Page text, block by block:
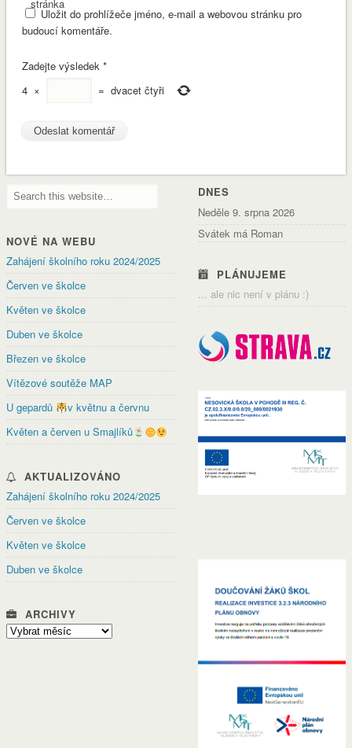
stránka
Uložit do prohlížeče jméno, e-mail a webovou stránku pro
budoucí komentáře.
Zadejte výsledek *
4 × = dvacet čtyři
NOVÉ NA WEBU
Zahájení školního roku 2024/2025
Červen ve školce
Květen ve školce
Duben ve školce
Březen ve školce
Vítězové soutěže MAP
U gepardů
v květnu a červnu
Květen a červen u Smajlíků
AKTUALIZOVÁNO
Zahájení školního roku 2024/2025
Červen ve školce
Květen ve školce
Duben ve školce
ARCHIVY
Archivy
DNES
Neděle 9. srpna 2026
Svátek má Roman
PLÁNUJEME
... ale nic není v plánu :)